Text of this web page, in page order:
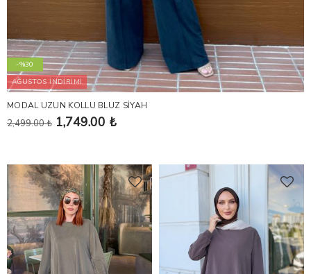
-%30
AĞUSTOS İNDİRİMİ
MODAL UZUN KOLLU BLUZ SİYAH
2,499.00 ₺ 1,749.00 ₺